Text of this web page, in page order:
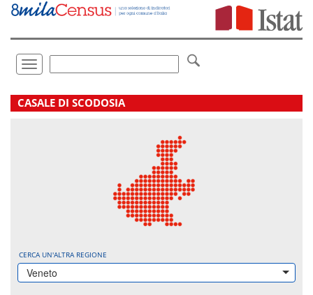
Vai
direttamente
Toggle
navigation
.
CASALE DI SCODOSIA
CERCA UN'ALTRA REGIONE
Veneto